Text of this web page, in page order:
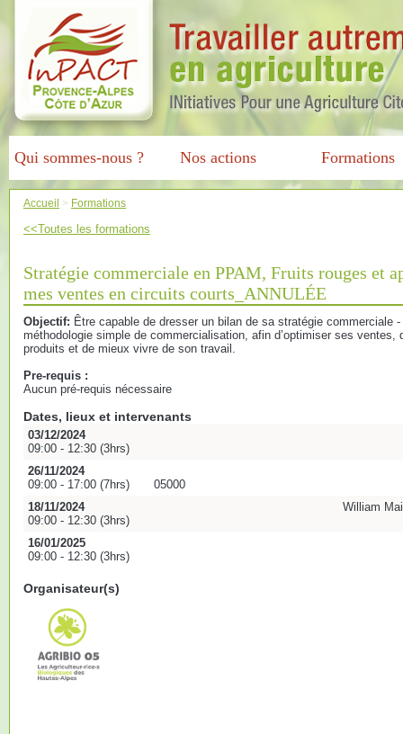
Qui sommes-nous ? Nos actions Formations
Accueil > Formations
<<Toutes les formations
Stratégie commerciale en PPAM, Fruits rouges et
mes ventes en circuits courts_ANNULÉE
Objectif: Être capable de dresser un bilan de sa stratégie commerciale
méthodologie simple de commercialisation, afin d’optimiser ses ventes,
produits et de mieux vivre de son travail.
Pre-requis :
Aucun pré-requis nécessaire
Dates, lieux et intervenants
03/12/2024
09:00 - 12:30 (3hrs)
26/11/2024
09:00 - 17:00 (7hrs)
05000
18/11/2024
09:00 - 12:30 (3hrs)
William
16/01/2025
09:00 - 12:30 (3hrs)
Organisateur(s)